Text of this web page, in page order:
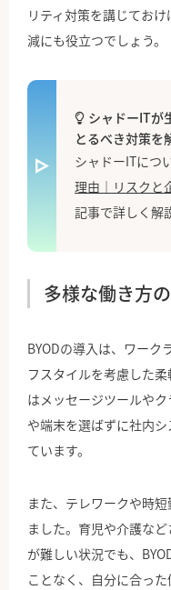
リティ対策を講じてお
減にも役立つでしょう。
シャドーITが
とるべき対策を
シャドーITにつ
理由｜リスクと
記事で詳しく解
多様な働き方
BYODの導入は、ワーク
フスタイルを考慮した
はメッセージツールや
や端末を選ばずに社内
ています。
また、テレワークや時
ました。育児や介護な
が難しい状況でも、
ことなく、自分に合った